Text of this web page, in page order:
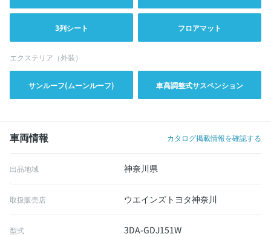
3列シート フロアマット
エクステリア（外装）
サンルーフ(ムーンルーフ) 車高調整式サスペンション
車両情報 カタログ掲載情報を確認する
出品地域 神奈川県
取扱販売店 ウエインズトヨタ神奈川
型式 3DA-GDJ151W